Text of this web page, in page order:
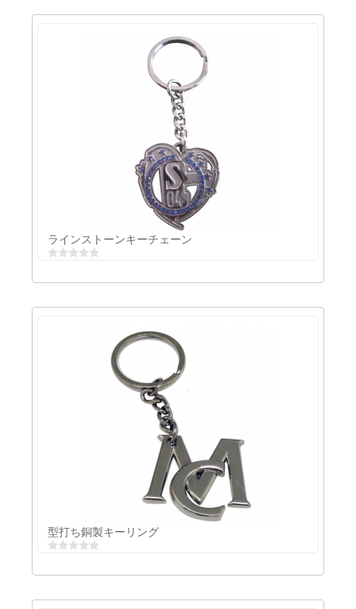
メタルキーリング
ラインストーンキーチェーン
ラインストーンキーチェーン
型打ち銅製キーリング